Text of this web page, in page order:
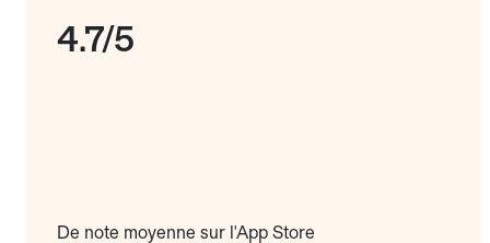
4.7/5
De note moyenne sur l'App Store